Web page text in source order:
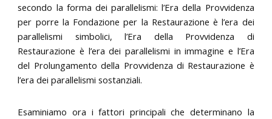
secondo la forma dei parallelismi: l’Era della Provvidenza
per porre la Fondazione per la Restaurazione è l’era dei
parallelismi simbolici, l’Era della Provvidenza di
Restaurazione è l’era dei parallelismi in immagine e l’Era
del Prolungamento della Provvidenza di Restaurazione è
l’era dei parallelismi sostanziali.
Esaminiamo ora i fattori principali che determinano la